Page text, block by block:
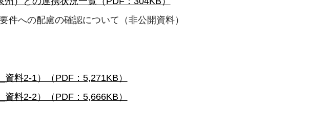
件への配慮の確認について（非公開資料）
料2-1）（PDF：5,271KB）
料2-2）（PDF：5,666KB）